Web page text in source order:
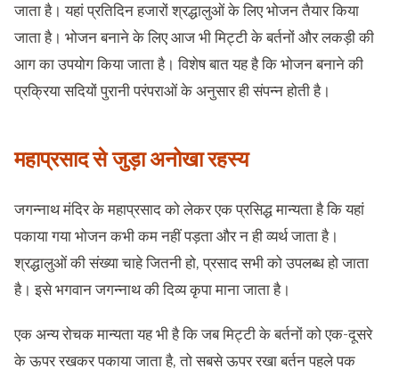
जाता है। यहां प्रतिदिन हजारों श्रद्धालुओं के लिए भोजन तैयार किया
जाता है। भोजन बनाने के लिए आज भी मिट्टी के बर्तनों और लकड़ी की
आग का उपयोग किया जाता है। विशेष बात यह है कि भोजन बनाने की
प्रक्रिया सदियों पुरानी परंपराओं के अनुसार ही संपन्न होती है।
महाप्रसाद से जुड़ा अनोखा रहस्य
जगन्नाथ मंदिर के महाप्रसाद को लेकर एक प्रसिद्ध मान्यता है कि यहां
पकाया गया भोजन कभी कम नहीं पड़ता और न ही व्यर्थ जाता है।
श्रद्धालुओं की संख्या चाहे जितनी हो, प्रसाद सभी को उपलब्ध हो जाता
है। इसे भगवान जगन्नाथ की दिव्य कृपा माना जाता है।
एक अन्य रोचक मान्यता यह भी है कि जब मिट्टी के बर्तनों को एक-दूसरे
के ऊपर रखकर पकाया जाता है, तो सबसे ऊपर रखा बर्तन पहले पक